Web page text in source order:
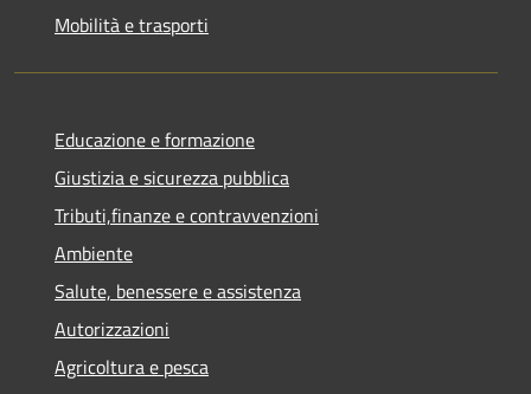
Mobilità e trasporti
Educazione e formazione
Giustizia e sicurezza pubblica
Tributi,finanze e contravvenzioni
Ambiente
Salute, benessere e assistenza
Autorizzazioni
Agricoltura e pesca